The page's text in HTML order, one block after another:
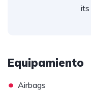
its
Equipamiento
• Airbags